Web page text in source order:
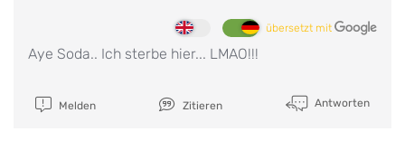
übersetzt mit
Aye Soda.. Ich sterbe hier... LMAO!!!
Melden Zitieren Antworten